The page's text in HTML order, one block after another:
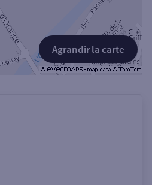
Agrandir la carte